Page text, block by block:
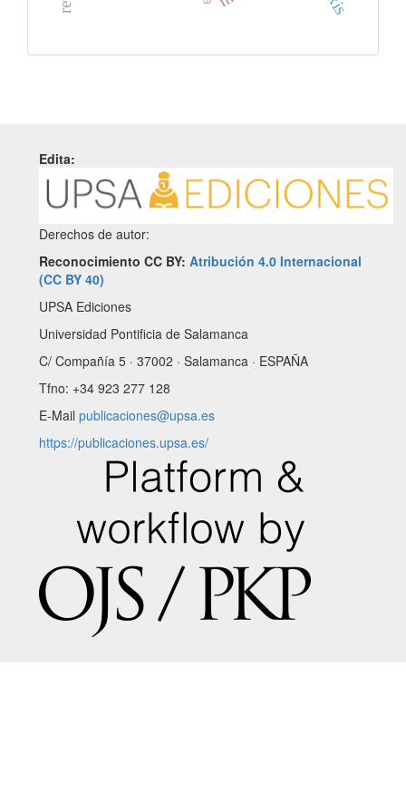
Edita:
Derechos de autor:
Reconocimiento CC BY: Atribución 4.0 Internacional
(CC BY 40)
UPSA Ediciones
Universidad Pontificia de Salamanca
C/ Compañía 5 · 37002 · Salamanca · ESPAÑA
Tfno: +34 923 277 128
E-Mail publicaciones@upsa.es
https://publicaciones.upsa.es/